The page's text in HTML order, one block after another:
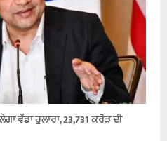
ਵੱਡਾ ਹੁਲਾਰਾ, 23,731 ਕਰੋੜ ਦੀ